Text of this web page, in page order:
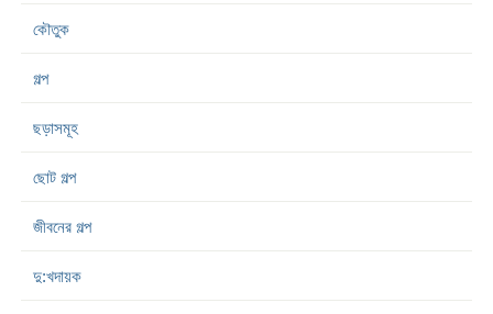
কৌতুক
গল্প
ছড়াসমূহ
ছোট গল্প
জীবনের গল্প
দু:খদায়ক